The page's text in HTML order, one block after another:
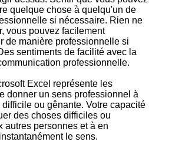
quelque chose à quelqu'un de
si nécessaire. Rien ne
vous pouvez facilement
de manière professionnelle si
sentiments de facilité avec la
professionnelle.
Excel représente les
donner un sens professionnel à
ou gênante. Votre capacité
des choses difficiles ou
autres personnes et à en
le sens.